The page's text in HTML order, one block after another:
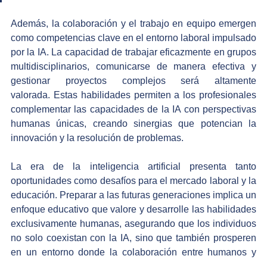
Además, la colaboración y el trabajo en equipo emergen
como competencias clave en el entorno laboral impulsado
por la IA. La capacidad de trabajar eficazmente en grupos
multidisciplinarios, comunicarse de manera efectiva y
gestionar proyectos complejos será altamente
valorada. Estas habilidades permiten a los profesionales
complementar las capacidades de la IA con perspectivas
humanas únicas, creando sinergias que potencian la
innovación y la resolución de problemas.
La era de la inteligencia artificial presenta tanto
oportunidades como desafíos para el mercado laboral y la
educación. Preparar a las futuras generaciones implica un
enfoque educativo que valore y desarrolle las habilidades
exclusivamente humanas, asegurando que los individuos
no solo coexistan con la IA, sino que también prosperen
en un entorno donde la colaboración entre humanos y